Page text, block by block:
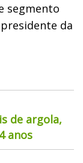
segmento
da
de argola,
anos